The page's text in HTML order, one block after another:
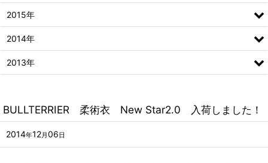
BULLTERRIER 柔術衣 New Star2.0 入荷しました！
2014年12月06日
2015年
2014年
2013年